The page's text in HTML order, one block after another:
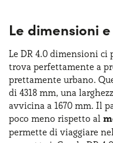
curato nei minimi
4.0 noleggio lungo
desidera abbattere i
un’auto moderna e
Questa crossover
famiglie ed è
in rapporto alle
Le dimensioni
Le DR 4.0 dimensioni
trova perfettamente a
prettamente urbano.
di 4318 mm, una
avvicina a 1670 mm. Il
poco meno rispetto al
permette di viaggiare